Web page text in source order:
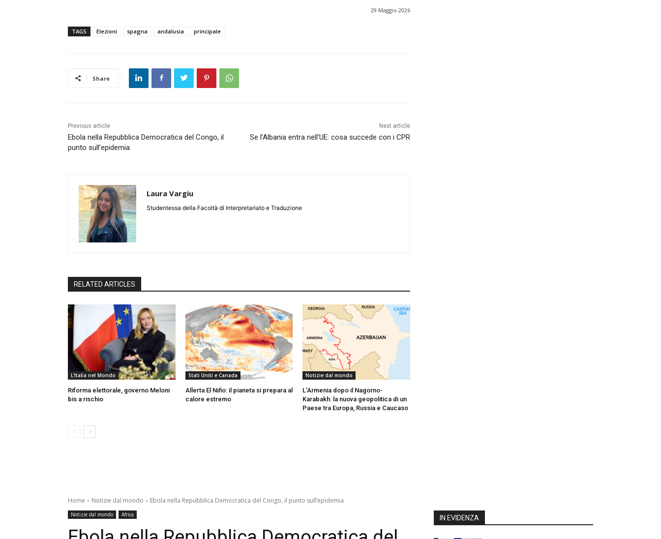
29 Maggio 2026
TAGS Elezioni spagna andalusia principale
Share
Previous article
Ebola nella Repubblica Democratica del Congo, il
punto sull’epidemia
Next article
Se l’Albania entra nell’UE: cosa succede con i CPR
Laura Vargiu
Studentessa della Facoltà di Interpretariato e Traduzione
RELATED ARTICLES
L'Italia nel Mondo
Riforma elettorale, governo Meloni
bis a rischio
Stati Uniti e Canada
Allerta El Niño: il pianeta si prepara al
calore estremo
Notizie dal mondo
L’Armenia dopo il Nagorno-
Karabakh: la nuova geopolitica di un
Paese tra Europa, Russia e Caucaso